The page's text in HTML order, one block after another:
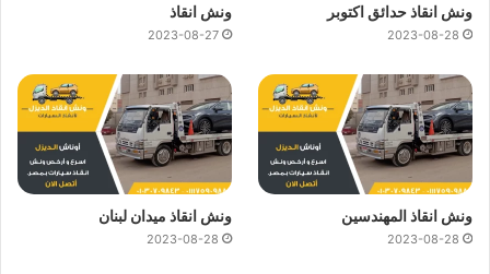
ونش انقاذ حدائق اكتوبر
2023-08-28
ونش انقاذ
2023-08-27
ونش انقاذ المهندسين
2023-08-28
ونش انقاذ ميدان لبنان
2023-08-28